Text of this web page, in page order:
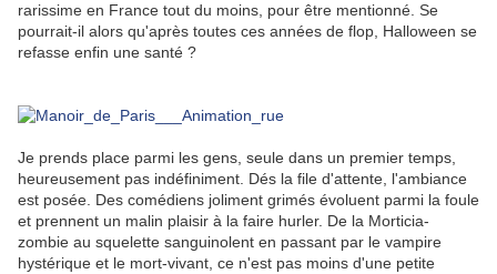
rarissime en France tout du moins, pour être mentionné. Se
pourrait-il alors qu'après toutes ces années de flop, Halloween se
refasse enfin une santé ?
Je prends place parmi les gens, seule dans un premier temps,
heureusement pas indéfiniment. Dés la file d'attente, l'ambiance
est posée. Des comédiens joliment grimés évoluent parmi la foule
et prennent un malin plaisir à la faire hurler. De la Morticia-
zombie au squelette sanguinolent en passant par le vampire
hystérique et le mort-vivant, ce n'est pas moins d'une petite